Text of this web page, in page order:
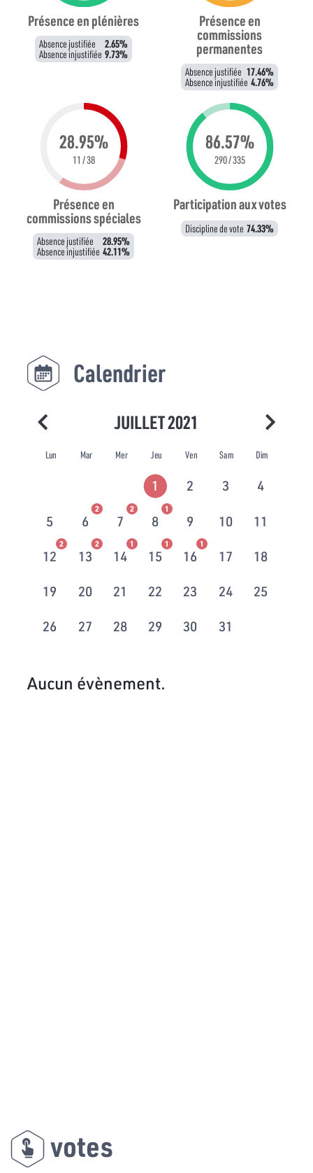
Présence en plénières
Absence justifiée 2.65%
Absence injustifiée 9.73%
Présence en
commissions
permanentes
Absence justifiée 17.46%
Absence injustifiée 4.76%
28.95%
11 / 38
Présence en
commissions spéciales
Absence justifiée 28.95%
Absence injustifiée 42.11%
86.57%
290 / 335
Participation aux votes
Discipline de vote 74.33%
Calendrier
JUILLET 2021
Lun Mar Mer Jeu Ven Sam Dim
1 2 3 4
5 6
2
7
2
8
1
9 10 11
12
2
13
2
14
1
15
1
16
1
17 18
19 20 21 22 23 24 25
26 27 28 29 30 31
Aucun évènement.
votes